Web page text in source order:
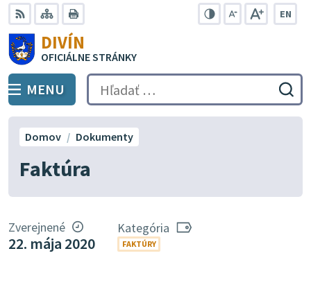
Preskočiť
na
obsah
RSS Mapa
EN
DIVÍN
OFICIÁLNE STRÁNKY
PREPNÚŤ
MENU Hľadať:
Faktúra
Domov Dokumenty
Zverejnené
22. mája 2020
Kategória
FAKTÚRY